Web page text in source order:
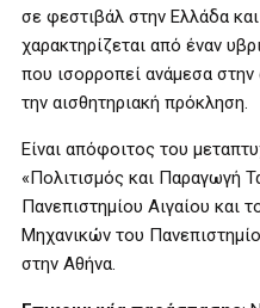
σε φεστιβάλ στην Ελλάδα
χαρακτηρίζεται από έναν
που ισορροπεί ανάμεσα
την αισθητηριακή πρόκληση.
Είναι απόφοιτος του
«Πολιτισμός και Παραγωγή
Πανεπιστημίου Αιγαίου και
Μηχανικών του
στην Αθήνα.